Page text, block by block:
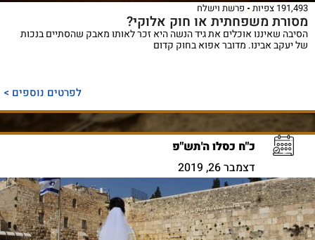
191,493 צפיות פרשת וישלח
מסורת משפחתית או חוק אלוקי?
הסיבה שאיננו אוכלים את גיד הנשה היא זכר לאותו מאבק שהסתיים בנכות
של יעקב אבינו. מדובר אפוא בחוק קדום
לפרטים נוספים >
כ"ח כסלו ה'תש"פ
דצמבר 26, 2019